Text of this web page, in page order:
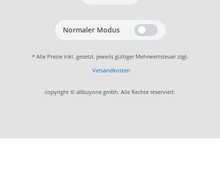
Normaler Modus
* Alle Preise inkl. gesetzl. jeweils gültiger Mehrwertsteuer zzgl.
Versandkosten
copyright © allbuyone gmbh. Alle Rechte reserviert.